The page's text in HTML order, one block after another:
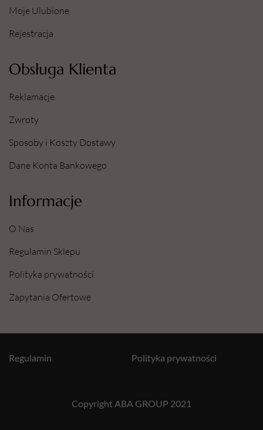
Moje Ulubione
Rejestracja
Obsługa Klienta
Reklamacje
Zwroty
Sposoby i Koszty Dostawy
Dane Konta Bankowego
Informacje
O Nas
Regulamin Sklepu
Polityka prywatności
Zapytania Ofertowe
Copyright ABA GROUP 2021
Polityka prywatności
Regulamin